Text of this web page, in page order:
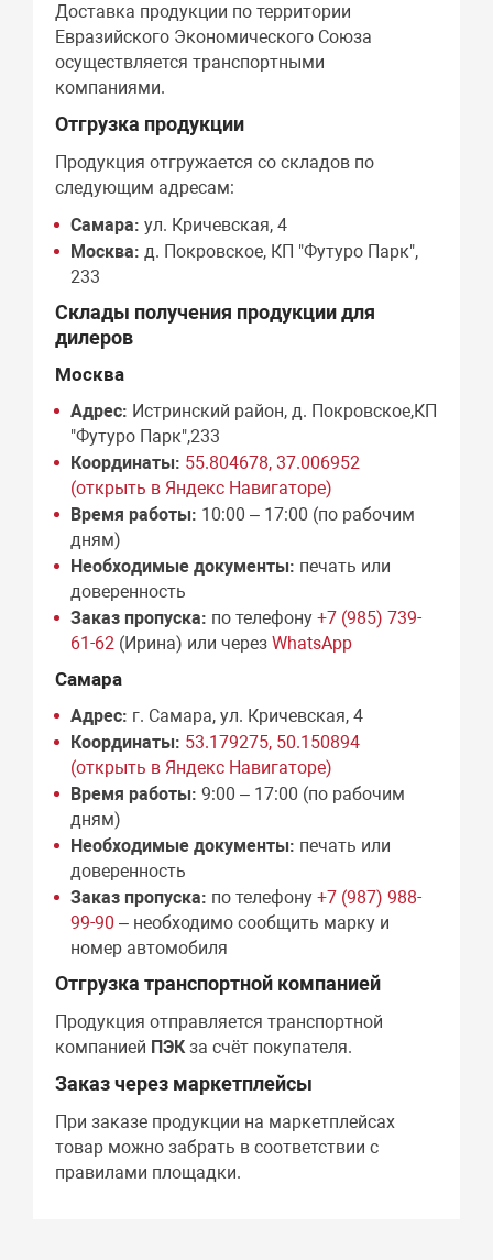
Доставка продукции по территории
Евразийского Экономического Союза
осуществляется транспортными
компаниями.
Отгрузка продукции
Продукция отгружается со складов по
следующим адресам:
Самара: ул. Кричевская, 4
Москва: д. Покровское, КП "Футуро Парк",
233
Склады получения продукции для
дилеров
Москва
Адрес: Истринский район, д. Покровское,КП
"Футуро Парк",233
Координаты: 55.804678, 37.006952
(открыть в Яндекс Навигаторе)
Время работы: 10:00 – 17:00 (по рабочим
дням)
Необходимые документы: печать или
доверенность
Заказ пропуска: по телефону+7 (985) 739-
61-62 (Ирина) или черезWhatsApp
Самара
Адрес: г. Самара, ул. Кричевская, 4
Координаты: 53.179275, 50.150894
(открыть в Яндекс Навигаторе)
Время работы: 9:00 – 17:00 (по рабочим
дням)
Необходимые документы: печать или
доверенность
Заказ пропуска: по телефону+7 (987) 988-
99-90 – необходимо сообщить марку и
номер автомобиля
Отгрузка транспортной компанией
Продукция отправляется транспортной
компанией ПЭКза счёт покупателя.
Заказ через маркетплейсы
При заказе продукции на маркетплейсах
товар можно забрать в соответствии с
правилами площадки.